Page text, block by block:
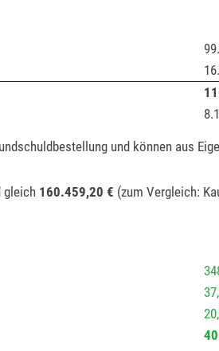
und können aus
gleich 160.459,20 € (zum Vergleich: